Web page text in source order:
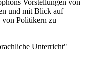
und mit Blick auf
von Politikern zu